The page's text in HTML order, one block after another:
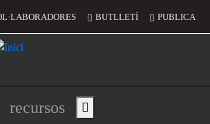
BUTLLETÍ PUBLICA
principal de l'encapçalament
recursos Show main menu